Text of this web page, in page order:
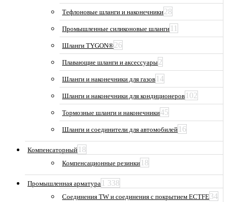
Тефлоновые шланги и наконечники28
Промышленные силиконовые шланги 11
Шланги TYGON®26
Плавающие шланги и аксессуары2
Шланги и наконечники для газов 14
Шланги и наконечники для кондиционеров 102
Тормозные шланги и наконечники45
Шланги и соединители для автомобилей 16
Компенсаторный 18
Компенсационные резинки 18
Промышленная арматура 1 338
Соединения TW и соединения с покрытием ECTFE34